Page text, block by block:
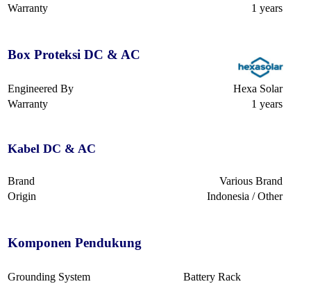
Warranty
1 years
Box Proteksi DC & AC
Engineered By
Hexa Solar
Warranty
1 years
Kabel DC & AC
Brand
Various Brand
Origin
Indonesia / Other
Komponen Pendukung
Grounding System
Battery Rack